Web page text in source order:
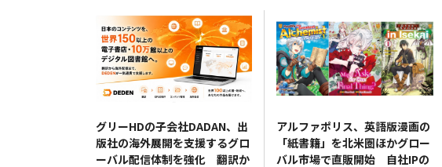
グリーHDの子会社DADAN、出
版社の海外展開を支援するグロ
ーバル配信体制を強化 翻訳か
アルファポリス、英語版漫画の
「紙書籍」を北米圏ほかグロー
バル市場で直販開始 自社IPの